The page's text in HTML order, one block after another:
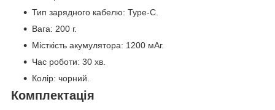
Тип зарядного кабелю: Type-C.
Вага: 200 г.
Місткість акумулятора: 1200 мАг.
Час роботи: 30 хв.
Колір: чорний.
Комплектація